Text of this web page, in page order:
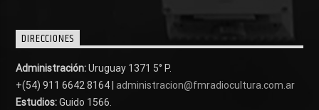
DIRECCIONES
Administración:Uruguay 1371 5° P.
+(54) 911 6642 8164 | administracion@fmradiocultura.com.ar
Estudios:Guido 1566.